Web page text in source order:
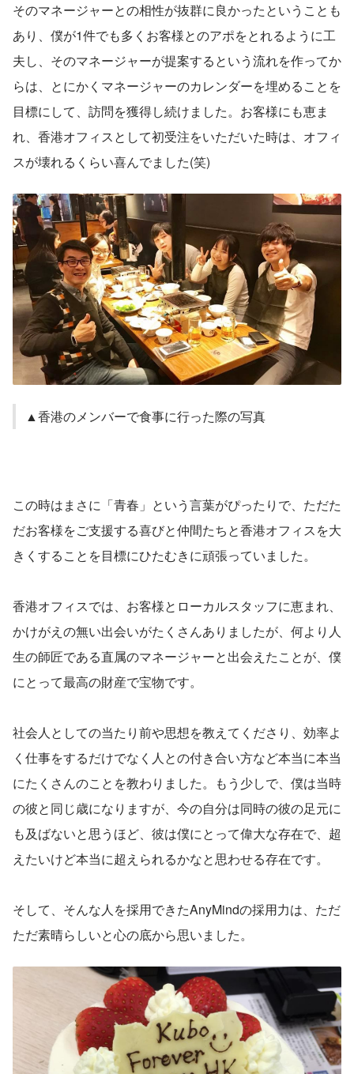
そのマネージャーとの相性が抜群に良かったということも
あり、僕が1件でも多くお客様とのアポをとれるように工
夫し、そのマネージャーが提案するという流れを作ってか
らは、とにかくマネージャーのカレンダーを埋めることを
目標にして、訪問を獲得し続けました。お客様にも恵ま
れ、香港オフィスとして初受注をいただいた時は、オフィ
スが壊れるくらい喜んでました(笑)
▲香港のメンバーで食事に行った際の写真
この時はまさに「青春」という言葉がぴったりで、ただた
だお客様をご支援する喜びと仲間たちと香港オフィスを大
きくすることを目標にひたむきに頑張っていました。
香港オフィスでは、お客様とローカルスタッフに恵まれ、
かけがえの無い出会いがたくさんありましたが、何より人
生の師匠である直属のマネージャーと出会えたことが、僕
にとって最高の財産で宝物です。
社会人としての当たり前や思想を教えてくださり、効率よ
く仕事をするだけでなく人との付き合い方など本当に本当
にたくさんのことを教わりました。もう少しで、僕は当時
の彼と同じ歳になりますが、今の自分は同時の彼の足元に
も及ばないと思うほど、彼は僕にとって偉大な存在で、超
えたいけど本当に超えられるかなと思わせる存在です。
そして、そんな人を採用できたAnyMindの採用力は、ただ
ただ素晴らしいと心の底から思いました。